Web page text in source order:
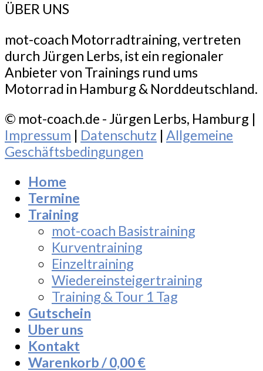
ÜBER UNS
mot-coach Motorradtraining, vertreten
durch Jürgen Lerbs, ist ein regionaler
Anbieter von Trainings rund ums
Motorrad in Hamburg & Norddeutschland.
© mot-coach.de - Jürgen Lerbs, Hamburg |
Impressum | Datenschutz | Allgemeine
Geschäftsbedingungen
Home
Termine
Training
mot-coach Basistraining
Kurventraining
Einzeltraining
Wiedereinsteigertraining
Training & Tour 1 Tag
Gutschein
Uber uns
Kontakt
Warenkorb /0,00€